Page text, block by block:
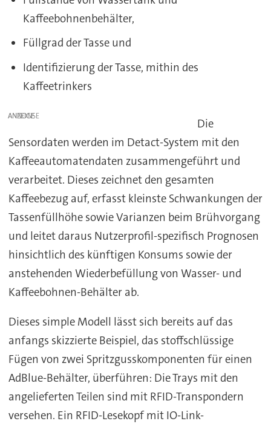
Kaffeebohnenbehälter,
Füllgrad der Tasse und
Identifizierung der Tasse, mithin des
Kaffeetrinkers
ANZEIGE
Die
Sensordaten werden im Detact-System mit den
Kaffeeautomatendaten zusammengeführt und
verarbeitet. Dieses zeichnet den gesamten
Kaffeebezug auf, erfasst kleinste Schwankungen der
Tassenfüllhöhe sowie Varianzen beim Brühvorgang
und leitet daraus Nutzerprofil-spezifisch Prognosen
hinsichtlich des künftigen Konsums sowie der
anstehenden Wiederbefüllung von Wasser- und
Kaffeebohnen-Behälter ab.
Dieses simple Modell lässt sich bereits auf das
anfangs skizzierte Beispiel, das stoffschlüssige
Fügen von zwei Spritzgusskomponenten für einen
AdBlue-Behälter, überführen: Die Trays mit den
angelieferten Teilen sind mit RFID-Transpondern
versehen. Ein RFID-Lesekopf mit IO-Link-